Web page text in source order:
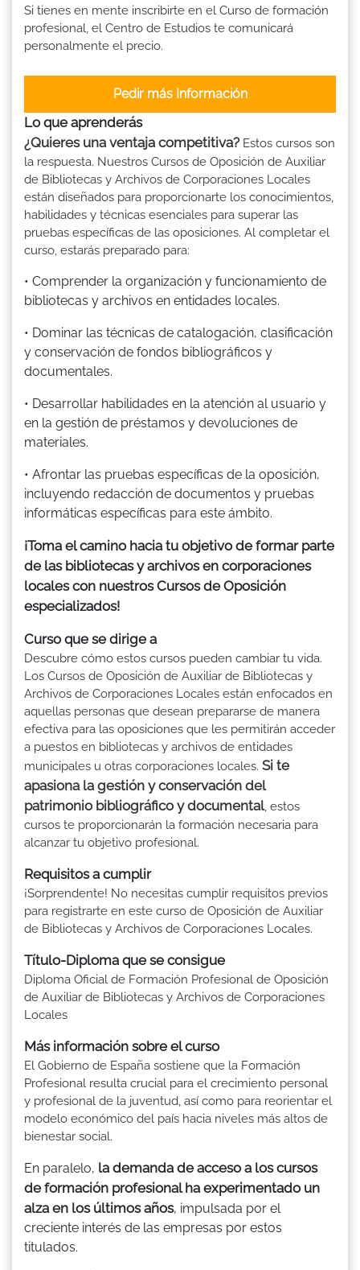
Si tienes en mente inscribirte en el Curso de formación
profesional, el Centro de Estudios te comunicará
personalmente el precio.
Pedir más Información
Lo que aprenderás
¿Quieres una ventaja competitiva? Estos cursos son
la respuesta. Nuestros Cursos de Oposición de Auxiliar
de Bibliotecas y Archivos de Corporaciones Locales
están diseñados para proporcionarte los conocimientos,
habilidades y técnicas esenciales para superar las
pruebas específicas de las oposiciones. Al completar el
curso, estarás preparado para:
• Comprender la organización y funcionamiento de
bibliotecas y archivos en entidades locales.
• Dominar las técnicas de catalogación, clasificación
y conservación de fondos bibliográficos y
documentales.
• Desarrollar habilidades en la atención al usuario y
en la gestión de préstamos y devoluciones de
materiales.
• Afrontar las pruebas específicas de la oposición,
incluyendo redacción de documentos y pruebas
informáticas específicas para este ámbito.
¡Toma el camino hacia tu objetivo de formar parte
de las bibliotecas y archivos en corporaciones
locales con nuestros Cursos de Oposición
especializados!
Curso que se dirige a
Descubre cómo estos cursos pueden cambiar tu vida.
Los Cursos de Oposición de Auxiliar de Bibliotecas y
Archivos de Corporaciones Locales están enfocados en
aquellas personas que desean prepararse de manera
efectiva para las oposiciones que les permitirán acceder
a puestos en bibliotecas y archivos de entidades
municipales u otras corporaciones locales. Si te
apasiona la gestión y conservación del
patrimonio bibliográfico y documental, estos
cursos te proporcionarán la formación necesaria para
alcanzar tu objetivo profesional.
Requisitos a cumplir
¡Sorprendente! No necesitas cumplir requisitos previos
para registrarte en este curso de Oposición de Auxiliar
de Bibliotecas y Archivos de Corporaciones Locales.
Título-Diploma que se consigue
Diploma Oficial de Formación Profesional de Oposición
de Auxiliar de Bibliotecas y Archivos de Corporaciones
Locales
Más información sobre el curso
El Gobierno de España sostiene que la Formación
Profesional resulta crucial para el crecimiento personal
y profesional de la juventud, así como para reorientar el
modelo económico del país hacia niveles más altos de
bienestar social.
En paralelo, la demanda de acceso a los cursos
de formación profesional ha experimentado un
alza en los últimos años, impulsada por el
creciente interés de las empresas por estos
titulados.